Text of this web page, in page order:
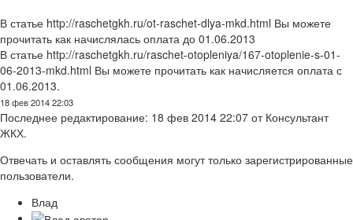
В статье http://raschetgkh.ru/ot-raschet-dlya-mkd.html Вы можете
прочитать как начислялась оплата до 01.06.2013
В статье http://raschetgkh.ru/raschet-otopleniya/167-otoplenie-s-01-
06-2013-mkd.html Вы можете прочитать как начисляется оплата с
01.06.2013.
18 фев 2014 22:03
Последнее редактирование: 18 фев 2014 22:07 от Консультант
ЖКХ.
Отвечать и оставлять сообщения могут только зарегистрированные
пользователи.
Влад